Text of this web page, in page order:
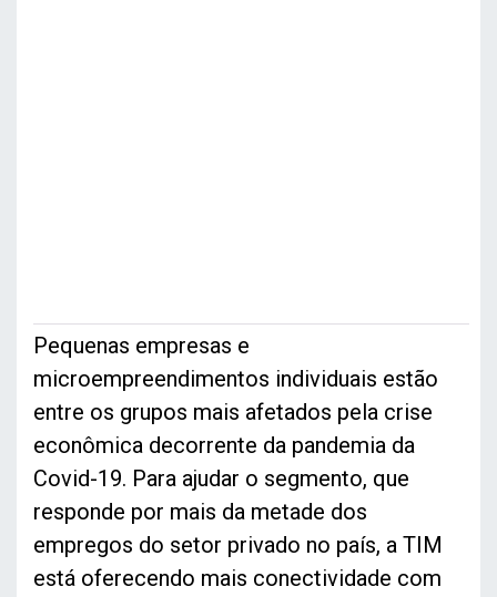
Pequenas empresas e
microempreendimentos individuais estão
entre os grupos mais afetados pela crise
econômica decorrente da pandemia da
Covid-19. Para ajudar o segmento, que
responde por mais da metade dos
empregos do setor privado no país, a TIM
está oferecendo mais conectividade com